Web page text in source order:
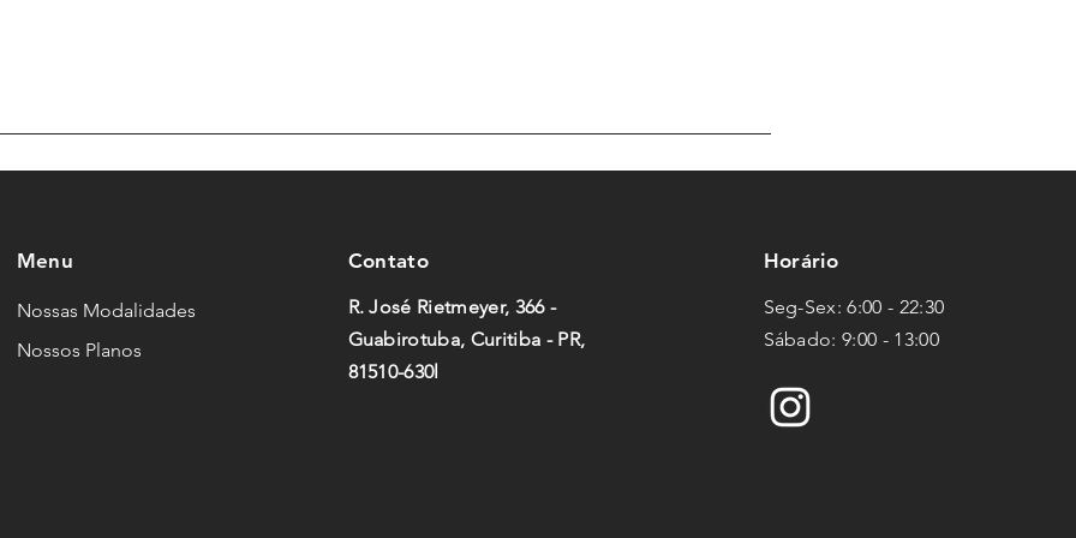
Menu
Nossas Modalidades
Nossos Planos
Contato
R. José Rietmeyer, 366 -
Guabirotuba, Curitiba - PR,
81510-630l
Horário
Seg-Sex: 6:00 - 22:30
Sábado: 9:00 - 13:00